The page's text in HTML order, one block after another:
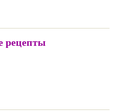
рецепты